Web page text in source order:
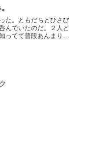
きげんなな...
た。ともだちとひさび
んでいたのだ。２人と
てて普段あんまり会